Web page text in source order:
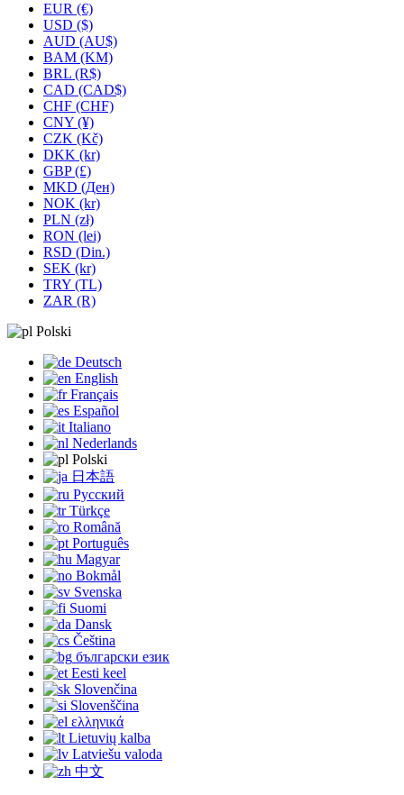
EUR (€)
USD ($)
AUD (AU$)
BAM (KM)
BRL (R$)
CAD (CAD$)
CHF (CHF)
CNY (¥)
CZK (Kč)
DKK (kr)
GBP (£)
MKD (Ден)
NOK (kr)
PLN (zł)
RON (lei)
RSD (Din.)
SEK (kr)
TRY (TL)
ZAR (R)
Polski
Deutsch
English
Français
Español
Italiano
Nederlands
Polski
日本語
Русский
Türkçe
Română
Português
Magyar
Bokmål
Svenska
Suomi
Dansk
Čeština
български език
Eesti keel
Slovenčina
Slovenščina
ελληνικά
Lietuvių kalba
Latviešu valoda
中文